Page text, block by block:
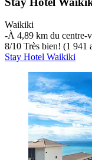
Waikiki
‐À 4,89 km du centre-
8/10 Très bien! (1 941
Stay Hotel Waikiki